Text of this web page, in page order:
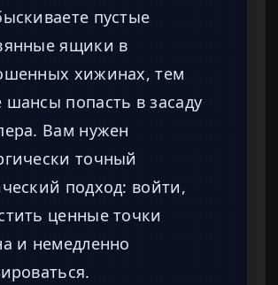
пустые
ящики в
хижинах, тем
попасть в засаду
Вам нужен
точный
подход: войти,
ценные точки
и немедленно